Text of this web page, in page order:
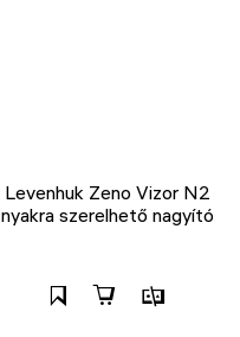
Levenhuk Zeno Vizor N2
nyakra szerelhető nagyító